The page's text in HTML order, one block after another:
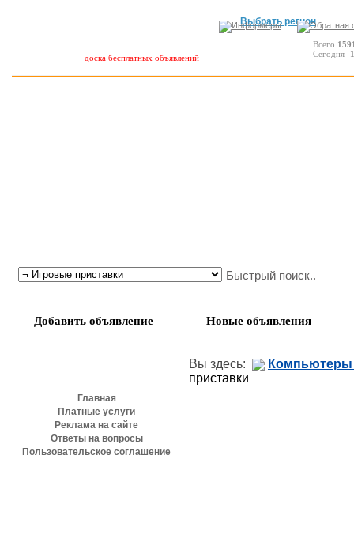
Выбрать регион
Всего
Сегодня-
доска бесплатных объявлений
Добавить объявление Новые объявления
Главная
Платные услуги
Реклама на сайте
Ответы на вопросы
Пользовательское соглашение
Вы здесь:
приставки